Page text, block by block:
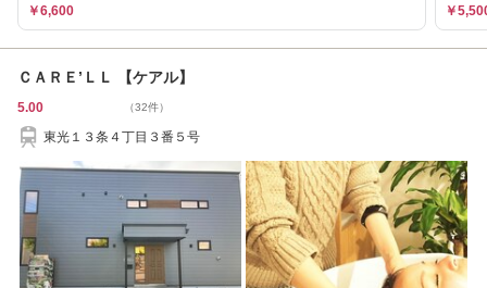
￥6,600 ￥
ＣＡＲＥ’ＬＬ 【ケアル】
5.00 （32件）
東光１３条４丁目３番５号